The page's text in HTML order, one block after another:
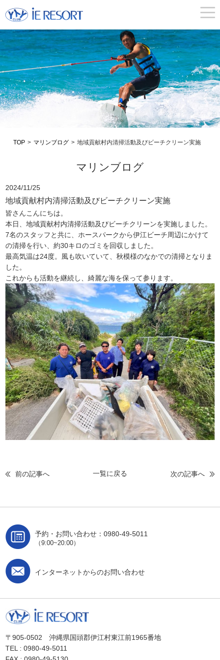
TOP > マリンブログ > 地域貢献村内清掃活動及びビーチクリーン実施
マリンブログ
2024/11/25
地域貢献村内清掃活動及びビーチクリーン実施
皆さんこんにちは。
本日、地域貢献村内清掃活動及びビーチクリーンを実施しました。
7名のスタッフと共に、ホースパークから伊江ビーチ周辺にかけて
の清掃を行い、約30キロのゴミを回収しました。
最高気温は24度。風も吹いていて、秋模様のなかでの清掃となりま
した。
これからも活動を継続し、綺麗な海を保って参ります。
前の記事へ 一覧に戻る 次の記事へ
予約・お問い合わせ：0980-49-5011
（9:00~20:00）
インターネットからのお問い合わせ
〒905-0502 沖縄県国頭郡伊江村東江前1965番地
TEL : 0980-49-5011